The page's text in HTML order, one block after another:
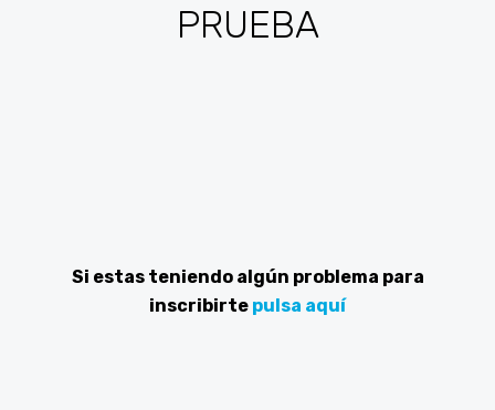
PRUEBA
Si estas teniendo algún problema para
inscribirte pulsa aquí